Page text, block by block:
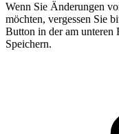
Wenn Sie Änderungen
möchten, vergessen Sie
Button in der am unteren
Speichern.